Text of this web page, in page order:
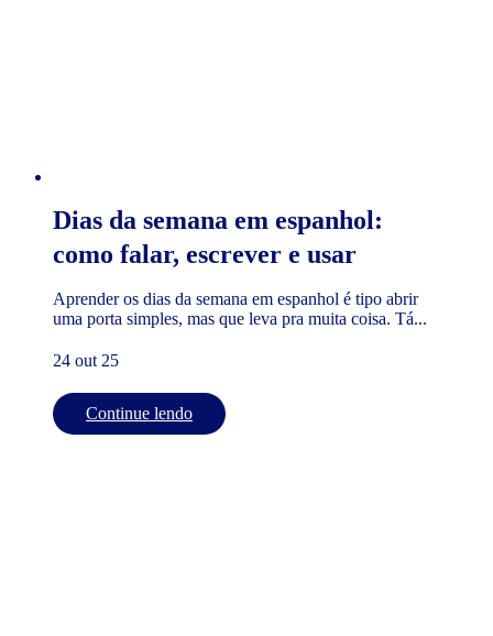
Dias da semana em espanhol:
como falar, escrever e usar
Aprender os dias da semana em espanhol é tipo abrir
uma porta simples, mas que leva pra muita coisa. Tá...
24 out 25
Continue lendo